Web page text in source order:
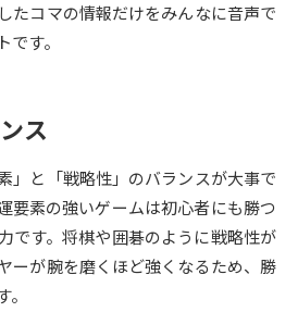
を調べる
実施プログラムから探す
夢ナビライブ
たコマの情報だけをみんなに音声で
す。
ス
」と「戦略性」のバランスが大事で
要素の強いゲームは初心者にも勝つ
です。将棋や囲碁のように戦略性が
ーが腕を磨くほど強くなるため、勝